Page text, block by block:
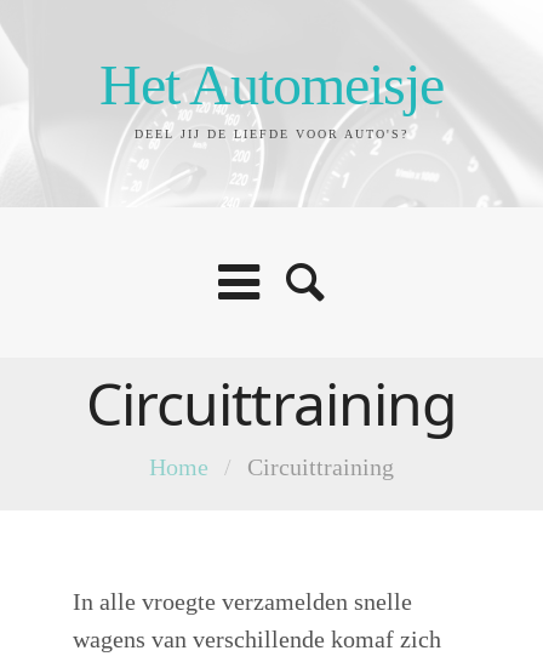
Het Automeisje
DEEL JIJ DE LIEFDE VOOR AUTO'S?
Circuittraining
Home / Circuittraining
In alle vroegte verzamelden snelle
wagens van verschillende komaf zich